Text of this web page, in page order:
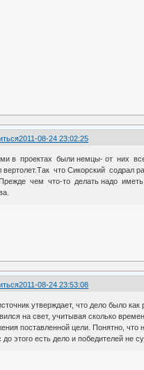
2011-08-24 23:02:25
в проектах были немцы- от них
вертолет.Так что Сикорский
чем что-то делать надо
2011-08-24 23:53:08
утверждает, что дело было
на свет, учитывая сколько
поставленной цели. Понятно,
до этого есть дело и победителей не